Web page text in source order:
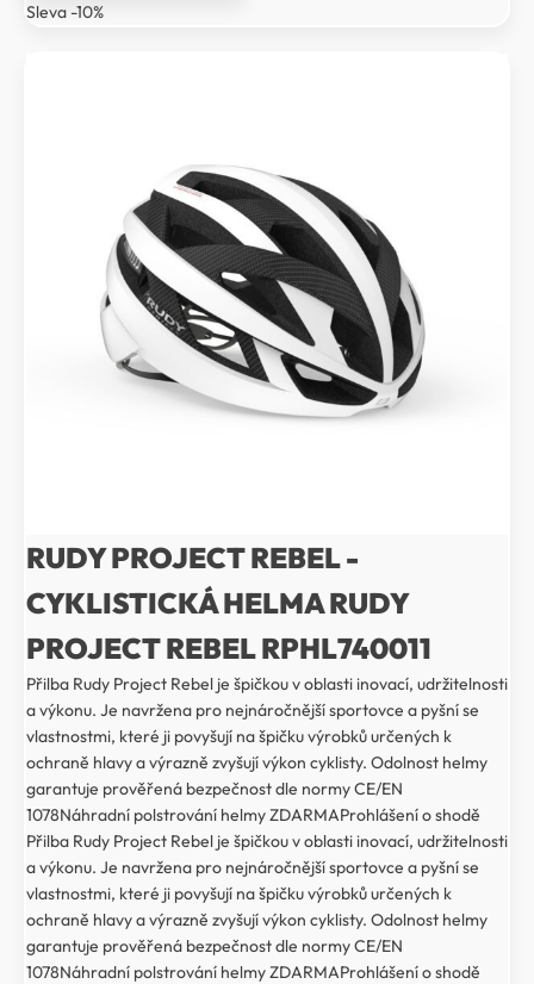
9
8
Sleva -10%
RUDY PROJECT REBEL -
CYKLISTICKÁ HELMA RUDY
PROJECT REBEL RPHL740011
Přilba Rudy Project Rebel je špičkou v oblasti inovací, udržitelnosti
a výkonu. Je navržena pro nejnáročnější sportovce a pyšní se
vlastnostmi, které ji povyšují na špičku výrobků určených k
ochraně hlavy a výrazně zvyšují výkon cyklisty. Odolnost helmy
garantuje prověřená bezpečnost dle normy CE/EN
1078Náhradní polstrování helmy ZDARMAProhlášení o shodě
Přilba Rudy Project Rebel je špičkou v oblasti inovací, udržitelnosti
a výkonu. Je navržena pro nejnáročnější sportovce a pyšní se
vlastnostmi, které ji povyšují na špičku výrobků určených k
ochraně hlavy a výrazně zvyšují výkon cyklisty. Odolnost helmy
garantuje prověřená bezpečnost dle normy CE/EN
1078Náhradní polstrování helmy ZDARMAProhlášení o shodě